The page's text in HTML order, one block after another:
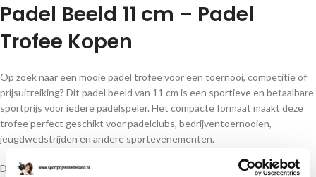
Padel Beeld 11 cm – Padel
Trofee Kopen
Op zoek naar een mooie padel trofee voor een toernooi, competitie of
prijsuitreiking? Dit padel beeld van 11 cm is een sportieve en betaalbare
sportprijs voor iedere padelspeler. Het compacte formaat maakt deze
trofee perfect geschikt voor padelclubs, bedrijventoernooien,
jeugdwedstrijden en andere sportevenementen.
De trofee heeft een modern ontwerp met padel rackets en bal en is